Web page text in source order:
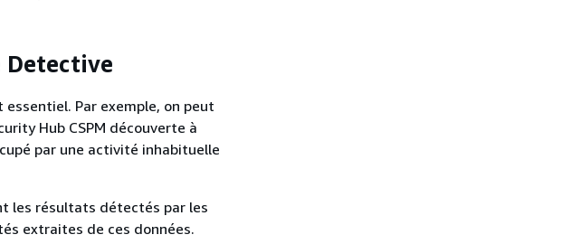
Par exemple, on peut
Hub CSPM découverte à
par une activité inhabituelle
les résultats détectés par les
extraites de ces données.